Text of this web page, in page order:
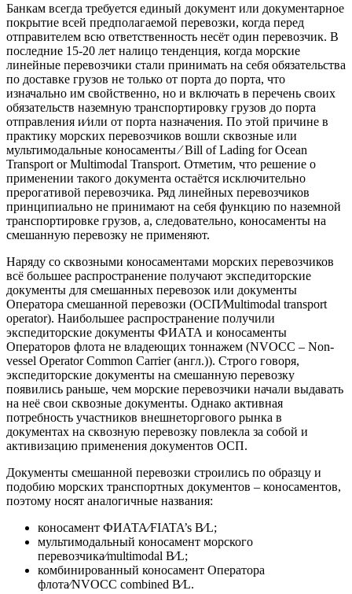
Банкам всегда требуется единый документ или документарное
покрытие всей предполагаемой перевозки, когда перед
отправителем всю ответственность несёт один перевозчик. В
последние 15-20 лет налицо тенденция, когда морские
линейные перевозчики стали принимать на себя обязательства
по доставке грузов не только от порта до порта, что
изначально им свойственно, но и включать в перечень своих
обязательств наземную транспортировку грузов до порта
отправления и⁄или от порта назначения. По этой причине в
практику морских перевозчиков вошли сквозные или
мультимодальные коносаменты ⁄ Bill of Lading for Ocean
Transport or Multimodal Transport. Отметим, что решение о
применении такого документа остаётся исключительно
прерогативой перевозчика. Ряд линейных перевозчиков
принципиально не принимают на себя функцию по наземной
транспортировке грузов, а, следовательно, коносаменты на
смешанную перевозку не применяют.
Наряду со сквозными коносаментами морских перевозчиков
всё большее распространение получают экспедиторские
документы для смешанных перевозок или документы
Оператора смешанной перевозки (ОСП⁄Multimodal transport
operator). Наибольшее распространение получили
экспедиторские документы ФИАТА и коносаменты
Операторов флота не владеющих тоннажем (NVOCC – Non-
vessel Operator Common Carrier (англ.)). Строго говоря,
экспедиторские документы на смешанную перевозку
появились раньше, чем морские перевозчики начали выдавать
на неё свои сквозные документы. Однако активная
потребность участников внешнеторгового рынка в
документах на сквозную перевозку повлекла за собой и
активизацию применения документов ОСП.
Документы смешанной перевозки строились по образцу и
подобию морских транспортных документов – коносаментов,
поэтому носят аналогичные названия:
коносамент ФИАТА⁄FIATA’s B⁄L;
мультимодальный коносамент морского
перевозчика⁄multimodal B⁄L;
комбинированный коносамент Оператора
флота⁄NVOCC combined B⁄L.